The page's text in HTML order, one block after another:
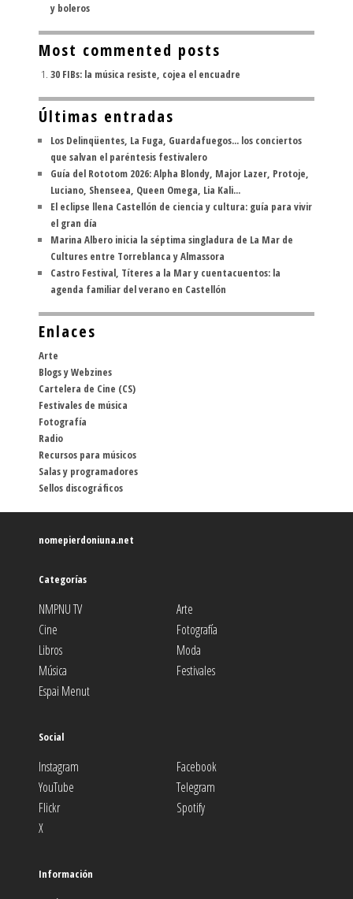
y boleros
Most commented posts
30 FIBs: la música resiste, cojea el encuadre
Últimas entradas
Los Delinqüentes, La Fuga, Guardafuegos... los conciertos
que salvan el paréntesis festivalero
Guía del Rototom 2026: Alpha Blondy, Major Lazer, Protoje,
Luciano, Shenseea, Queen Omega, Lia Kali...
El eclipse llena Castellón de ciencia y cultura: guía para vivir
el gran día
Marina Albero inicia la séptima singladura de La Mar de
Cultures entre Torreblanca y Almassora
Castro Festival, Títeres a la Mar y cuentacuentos: la
agenda familiar del verano en Castellón
Enlaces
Arte
Blogs y Webzines
Cartelera de Cine (CS)
Festivales de música
Fotografía
Radio
Recursos para músicos
Salas y programadores
Sellos discográficos
nomepierdoniuna.net
Categorías
NMPNU TV
Arte
Cine
Fotografía
Libros
Moda
Música
Festivales
Espai Menut
Social
Instagram
Facebook
YouTube
Telegram
Flickr
Spotify
X
Información